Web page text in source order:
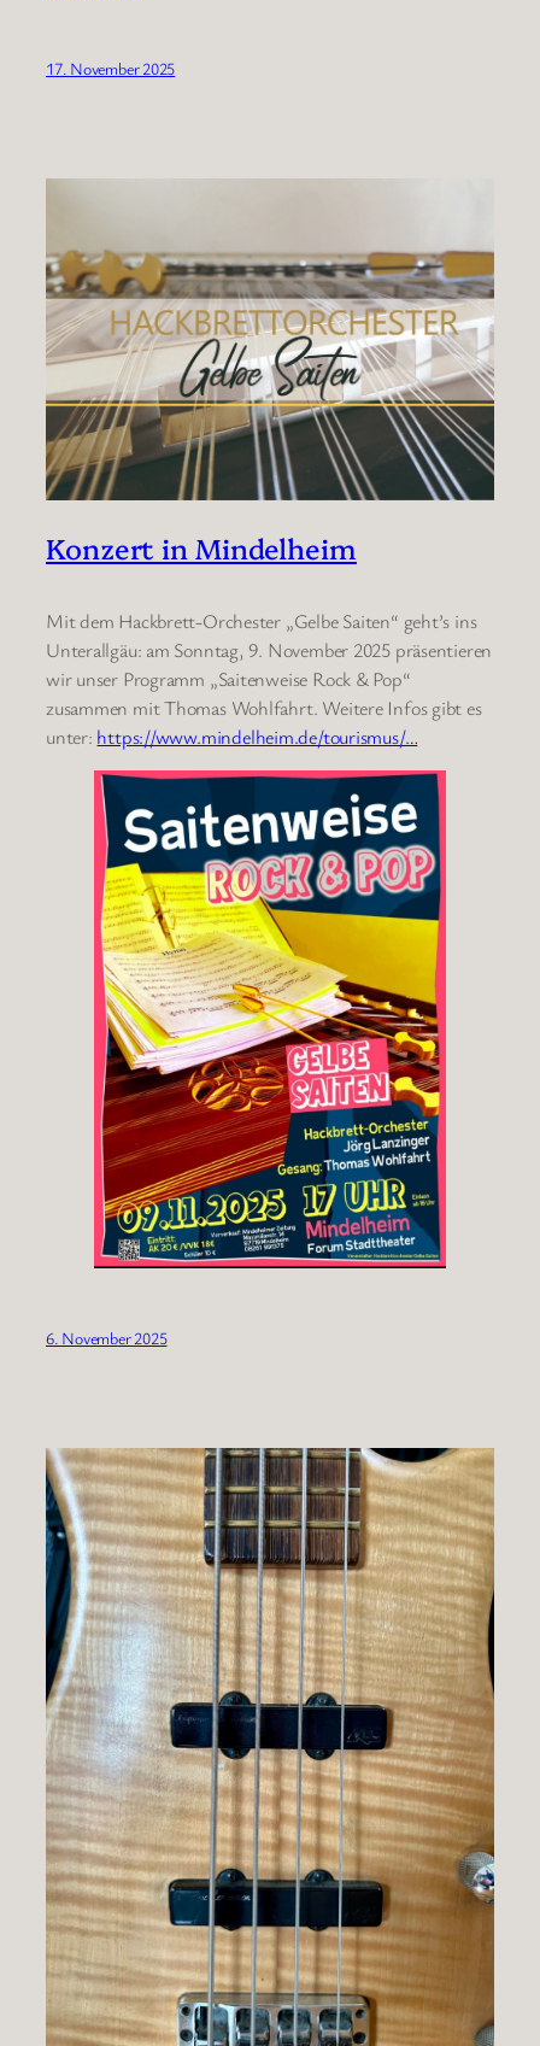
17. November 2025
Konzert in Mindelheim
Mit dem Hackbrett-Orchester „Gelbe Saiten“ geht’s ins
Unterallgäu: am Sonntag, 9. November 2025 präsentieren
wir unser Programm „Saitenweise Rock & Pop“
zusammen mit Thomas Wohlfahrt. Weitere Infos gibt es
unter: https://www.mindelheim.de/tourismus/…
6. November 2025